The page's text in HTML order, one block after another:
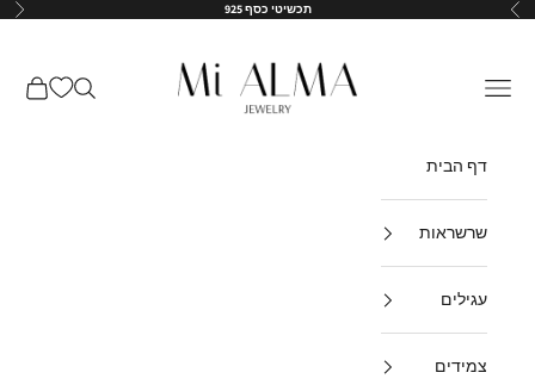
דילוג לתוכן
הקודם תכשיטי כסף 925 הבא
Mi-Alma-il
תפריט חיפוש עגלת
דף הבית
שרשראות
עגילים
צמידים